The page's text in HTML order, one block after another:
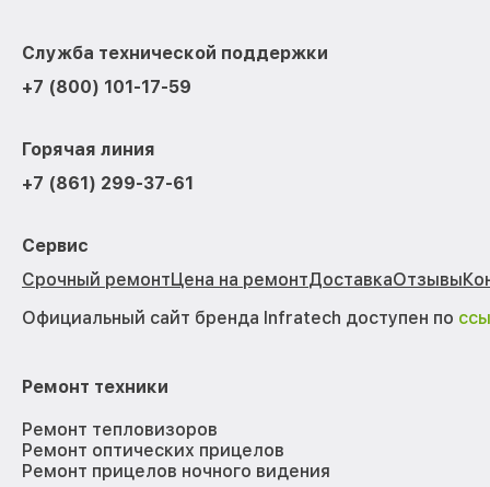
Служба технической поддержки
+7 (800) 101-17-59
Горячая линия
+7 (861) 299-37-61
Сервис
Срочный ремонтЦена на ремонтДоставкаОтзывы
Официальный сайт бренда Infratech доступен по
Ремонт техники
Ремонт тепловизоров
Ремонт оптических прицелов
Ремонт прицелов ночного видения